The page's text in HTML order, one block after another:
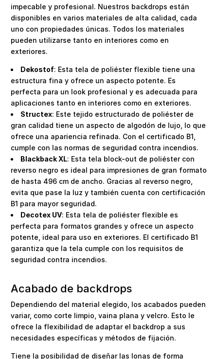
impecable y profesional. Nuestros backdrops están
disponibles en varios materiales de alta calidad, cada
uno con propiedades únicas. Todos los materiales
pueden utilizarse tanto en interiores como en
exteriores.
Dekostof: Esta tela de poliéster flexible tiene una
estructura fina y ofrece un aspecto potente. Es
perfecta para un look profesional y es adecuada para
aplicaciones tanto en interiores como en exteriores.
Structex: Este tejido estructurado de poliéster de
gran calidad tiene un aspecto de algodón de lujo, lo que
ofrece una apariencia refinada. Con el certificado B1,
cumple con las normas de seguridad contra incendios.
Blackback XL: Esta tela block-out de poliéster con
reverso negro es ideal para impresiones de gran formato
de hasta 496 cm de ancho. Gracias al reverso negro,
evita que pase la luz y también cuenta con certificación
B1 para mayor seguridad.
Decotex UV: Esta tela de poliéster flexible es
perfecta para formatos grandes y ofrece un aspecto
potente, ideal para uso en exteriores. El certificado B1
garantiza que la tela cumple con los requisitos de
seguridad contra incendios.
Acabado de backdrops
Dependiendo del material elegido, los acabados pueden
variar, como corte limpio, vaina plana y velcro. Esto le
ofrece la flexibilidad de adaptar el backdrop a sus
necesidades específicas y métodos de fijación.
Tiene la posibilidad de diseñar las lonas de forma